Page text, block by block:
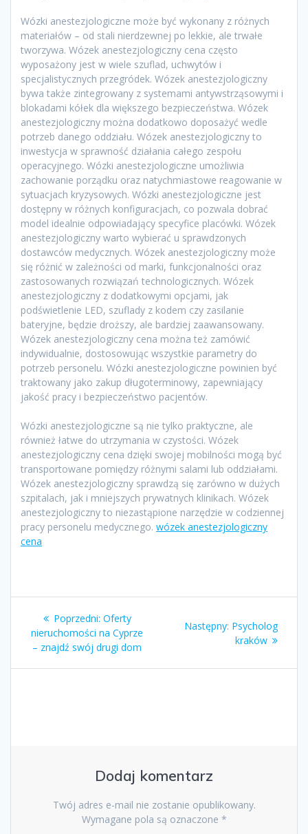
Wózki anestezjologiczne może być wykonany z różnych
materiałów – od stali nierdzewnej po lekkie, ale trwałe
tworzywa. Wózek anestezjologiczny cena często
wyposażony jest w wiele szuflad, uchwytów i
specjalistycznych przegródek. Wózek anestezjologiczny
bywa także zintegrowany z systemami antywstrząsowymi i
blokadami kółek dla większego bezpieczeństwa. Wózek
anestezjologiczny można dodatkowo doposażyć wedle
potrzeb danego oddziału. Wózek anestezjologiczny to
inwestycja w sprawność działania całego zespołu
operacyjnego. Wózki anestezjologiczne umożliwia
zachowanie porządku oraz natychmiastowe reagowanie w
sytuacjach kryzysowych. Wózki anestezjologiczne jest
dostępny w różnych konfiguracjach, co pozwala dobrać
model idealnie odpowiadający specyfice placówki. Wózek
anestezjologiczny warto wybierać u sprawdzonych
dostawców medycznych. Wózek anestezjologiczny może
się różnić w zależności od marki, funkcjonalności oraz
zastosowanych rozwiązań technologicznych. Wózek
anestezjologiczny z dodatkowymi opcjami, jak
podświetlenie LED, szuflady z kodem czy zasilanie
bateryjne, będzie droższy, ale bardziej zaawansowany.
Wózek anestezjologiczny cena można też zamówić
indywidualnie, dostosowując wszystkie parametry do
potrzeb personelu. Wózki anestezjologiczne powinien być
traktowany jako zakup długoterminowy, zapewniający
jakość pracy i bezpieczeństwo pacjentów.
Wózki anestezjologiczne są nie tylko praktyczne, ale
również łatwe do utrzymania w czystości. Wózek
anestezjologiczny cena dzięki swojej mobilności mogą być
transportowane pomiędzy różnymi salami lub oddziałami.
Wózek anestezjologiczny sprawdzą się zarówno w dużych
szpitalach, jak i mniejszych prywatnych klinikach. Wózek
anestezjologiczny to niezastąpione narzędzie w codziennej
pracy personelu medycznego. wózek anestezjologiczny
cena
Nawigacja
wpisu
Poprzedni: Poprzedni
wpis:
Oferty
nieruchomości na Cyprze
– znajdź swój drugi dom
Następny: Następny
wpis:
Psycholog
kraków
Dodaj komentarz
Twój adres e-mail nie zostanie opublikowany.
Wymagane pola są oznaczone *